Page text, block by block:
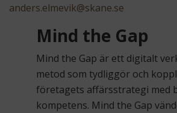
anders.elmevik@skane.se
Mind the Gap
Mind the Gap är ett digitalt
metod som tydliggör och
företagets affärsstrategi med
kompetens. Mind the Gap